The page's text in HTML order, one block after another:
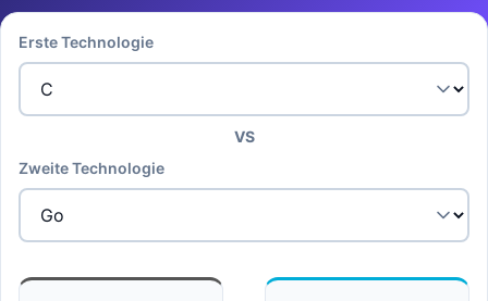
Erste Technologie
VS
Zweite Technologie